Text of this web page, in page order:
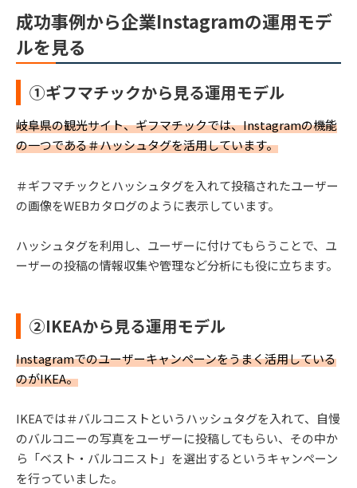
成功事例から企業Instagramの運用モデ
ルを見る
①ギフマチックから見る運用モデル
岐阜県の観光サイト、ギフマチックでは、Instagramの機能
の一つである＃ハッシュタグを活用しています。
＃ギフマチックとハッシュタグを入れて投稿されたユーザー
の画像をWEBカタログのように表示しています。
ハッシュタグを利用し、ユーザーに付けてもらうことで、ユ
ーザーの投稿の情報収集や管理など分析にも役に立ちます。
②IKEAから見る運用モデル
Instagramでのユーザーキャンペーンをうまく活用している
のがIKEA。
IKEAでは＃バルコニストというハッシュタグを入れて、自慢
のバルコニーの写真をユーザーに投稿してもらい、その中か
ら「ベスト・バルコニスト」を選出するというキャンペーン
を行っていました。